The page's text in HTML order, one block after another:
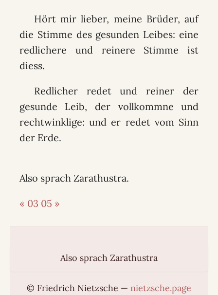
Hört mir lieber, meine Brüder, auf
die Stimme des gesunden Leibes: eine
redlichere und reinere Stimme ist
diess.
Redlicher redet und reiner der
gesunde Leib, der vollkommne und
rechtwinklige: und er redet vom Sinn
der Erde.
Also sprach Zarathustra.
« 03 05 »
Also sprach Zarathustra
© Friedrich Nietzsche — nietzsche.page